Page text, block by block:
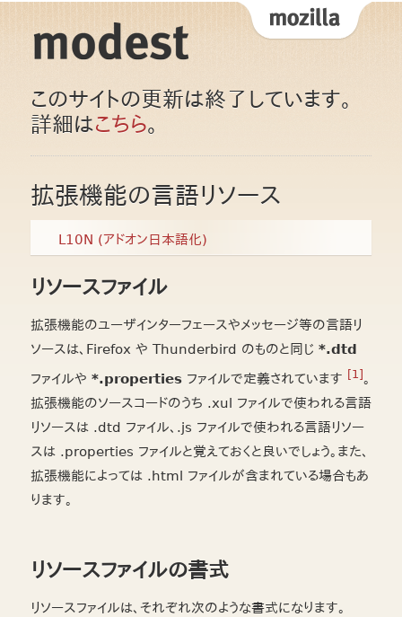
このサイトの更新は終了しています。
詳細はこちら。
拡張機能の言語リソース
L10N (アドオン日本語化)
リソースファイル
拡張機能のユーザインターフェースやメッセージ等の言語リ
ソースは、Firefox や Thunderbird のものと同じ *.dtd
ファイルや *.propertiesファイルで定義されています [1]。
拡張機能のソースコードのうち .xul ファイルで使われる言語
リソースは .dtd ファイル、.js ファイルで使われる言語リソー
スは .properties ファイルと覚えておくと良いでしょう。また、
拡張機能によっては .html ファイルが含まれている場合もあ
ります。
リソースファイルの書式
リソースファイルは、それぞれ次のような書式になります。